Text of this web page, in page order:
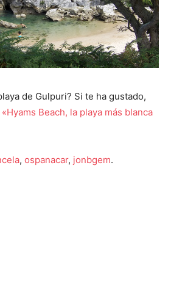
de Gulpuri? Si te ha gustado,
«Hyams Beach, la playa más blanca
, ospanacar, jonbgem.